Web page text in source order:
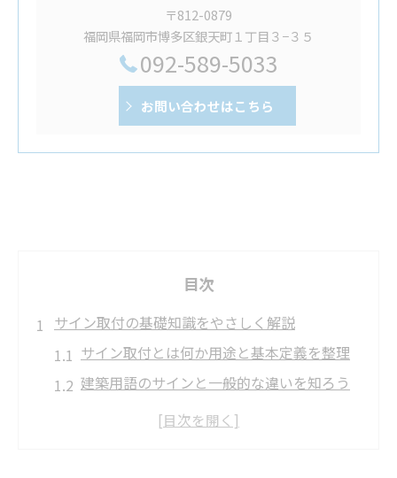
〒812-0879
福岡県福岡市博多区銀天町１丁目３−３５
092-589-5033
お問い合わせはこちら
目次
サイン取付の基礎知識をやさしく解説
サイン取付とは何か用途と基本定義を整理
建築用語のサインと一般的な違いを知ろう
サインの種類と設置場所で異なる役割